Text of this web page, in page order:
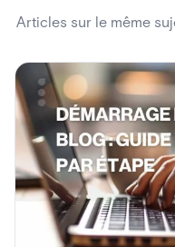
Articles sur le même